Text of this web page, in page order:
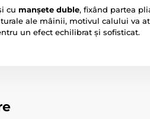
cu manșete duble, fixând partea
ale mâinii, motivul calului va
un efect echilibrat și sofisticat.